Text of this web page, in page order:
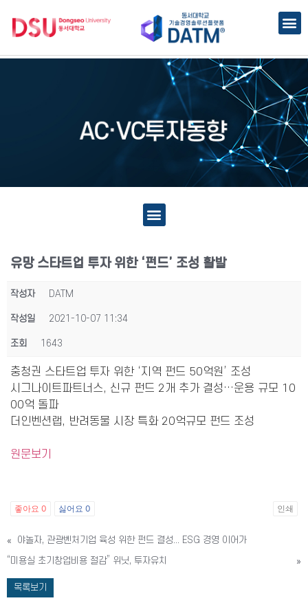
유망 스타트업 투자 위한 ‘펀드’ 조성 활발
작성자 DATM
작성일 2021-10-07 11:34
조회 1643
충청권 스타트업 투자 위한 ‘지역 펀드 50억원’ 조성
시그나이트파트너스, 신규 펀드 2개 추가 결성…운용 규모 10
00억 돌파
더인벤션랩, 반려동물 시장 특화 20억규모 펀드 조성
원문보기
좋아요 0 싫어요 0 인쇄
«
야놀자, 관광벤처기업 육성 위한 펀드 결성... ESG 경영 이어가
“미용실 초기창업비용 절감” 위닛, 투자유치
»
목록보기